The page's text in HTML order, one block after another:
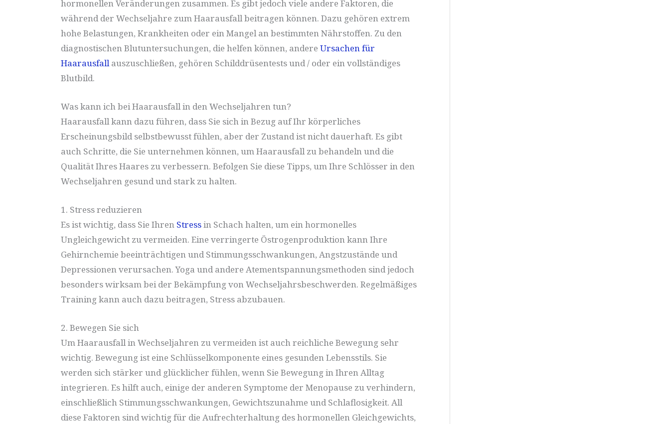
hormonellen Veränderungen zusammen. Es gibt jedoch viele andere Faktoren, die
während der Wechseljahre zum Haarausfall beitragen können. Dazu gehören extrem
hohe Belastungen, Krankheiten oder ein Mangel an bestimmten Nährstoffen. Zu den
diagnostischen Blutuntersuchungen, die helfen können, andere Ursachen für
Haarausfallauszuschließen, gehören Schilddrüsentests und / oder ein vollständiges
Blutbild.
Was kann ich bei Haarausfall in den Wechseljahren tun?
Haarausfall kann dazu führen, dass Sie sich in Bezug auf Ihr körperliches
Erscheinungsbild selbstbewusst fühlen, aber der Zustand ist nicht dauerhaft. Es gibt
auch Schritte, die Sie unternehmen können, um Haarausfall zu behandeln und die
Qualität Ihres Haares zu verbessern. Befolgen Sie diese Tipps, um Ihre Schlösser in den
Wechseljahren gesund und stark zu halten.
1. Stress reduzieren
Es ist wichtig, dass Sie Ihren Stressin Schach halten, um ein hormonelles
Ungleichgewicht zu vermeiden. Eine verringerte Östrogenproduktion kann Ihre
Gehirnchemie beeinträchtigen und Stimmungsschwankungen, Angstzustände und
Depressionen verursachen. Yoga und andere Atementspannungsmethoden sind jedoch
besonders wirksam bei der Bekämpfung von Wechseljahrsbeschwerden. Regelmäßiges
Training kann auch dazu beitragen, Stress abzubauen.
2. Bewegen Sie sich
Um Haarausfall in Wechseljahren zu vermeiden ist auch reichliche Bewegung sehr
wichtig. Bewegung ist eine Schlüsselkomponente eines gesunden Lebensstils. Sie
werden sich stärker und glücklicher fühlen, wenn Sie Bewegung in Ihren Alltag
integrieren. Es hilft auch, einige der anderen Symptome der Menopause zu verhindern,
einschließlich Stimmungsschwankungen, Gewichtszunahme und Schlaflosigkeit. All
diese Faktoren sind wichtig für die Aufrechterhaltung des hormonellen Gleichgewichts,